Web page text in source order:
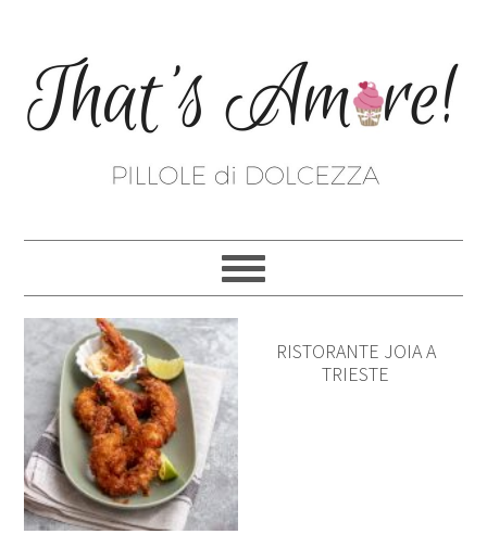
RISTORANTE JOIA A
TRIESTE